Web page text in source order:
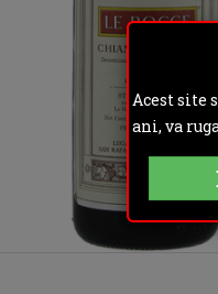
Acest site
ani, va